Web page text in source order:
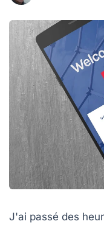
J'ai passé des